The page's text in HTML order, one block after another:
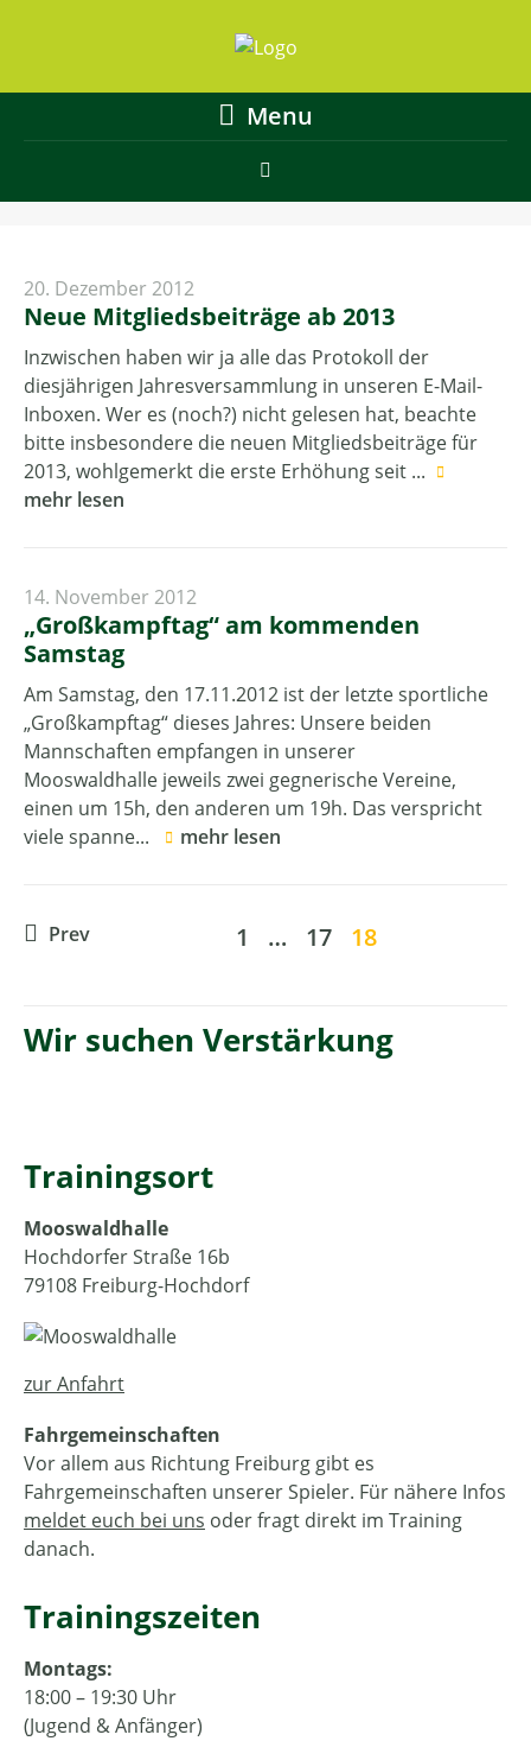
Menu
20. Dezember 2012
Neue Mitgliedsbeiträge ab 2013
Inzwischen haben wir ja alle das Protokoll der
diesjährigen Jahresversammlung in unseren E-Mail-
Inboxen. Wer es (noch?) nicht gelesen hat, beachte
bitte insbesondere die neuen Mitgliedsbeiträge für
2013, wohlgemerkt die erste Erhöhung seit ...
mehr lesen
14. November 2012
„Großkampftag“ am kommenden
Samstag
Am Samstag, den 17.11.2012 ist der letzte sportliche
„Großkampftag“ dieses Jahres: Unsere beiden
Mannschaften empfangen in unserer
Mooswaldhalle jeweils zwei gegnerische Vereine,
einen um 15h, den anderen um 19h. Das verspricht
viele spanne...
mehr lesen
Prev 1 … 17 18
Wir suchen Verstärkung
Trainingsort
Mooswaldhalle
Hochdorfer Straße 16b
79108 Freiburg-Hochdorf
zur Anfahrt
Fahrgemeinschaften
Vor allem aus Richtung Freiburg gibt es
Fahrgemeinschaften unserer Spieler. Für nähere Infos
meldet euch bei uns oder fragt direkt im Training
danach.
Trainingszeiten
Montags:
18:00 – 19:30 Uhr
(Jugend & Anfänger)